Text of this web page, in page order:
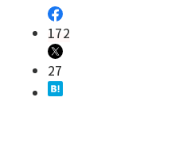
172
27